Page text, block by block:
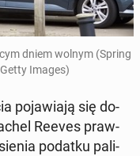
dniem wolnym (Spring
Images)
po­ja­wia­ją się do­
Reeves praw­
podatku pa­li­